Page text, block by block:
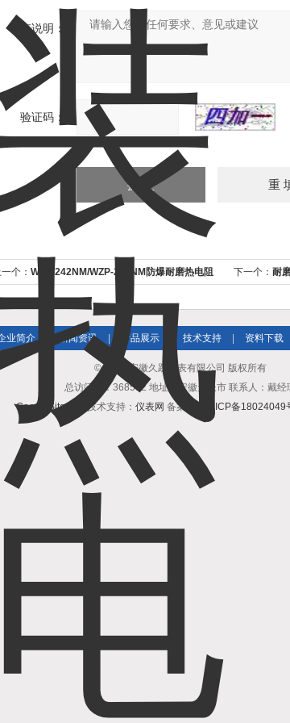
补充说明：
验证码：
个： WZP-242NM/WZP-243NM防爆耐磨热电阻 下一个： 耐
业简介 新闻资讯 | 产品展示 技术支持 资料下载
© 2018 安徽久跃仪表有限公司 版权所有
总访问量：368532 地址：安徽天长市 联系人：戴经
GoogleSitemap
技术支持： 仪表网 备案号： 皖ICP备18024049